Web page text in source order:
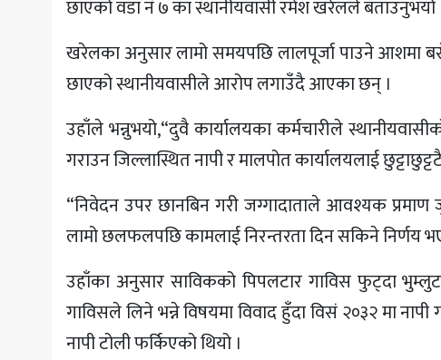
छाएको वडा नं ७ का स्थानीयवासी रमेश खरेलले बताउनुभयो
खरेलका अनुसार लामो समयपछि लालपूर्जा पाउने आशमा
छाएको स्थानीयवासीले आरोप लगाउँदै आएका छन् ।
उहाँले भन्नुभयो,“दुवै कार्यालयका कर्मचारीले
गराउन जिल्लास्थित नापी र मालपोत कार्यालयलाई
“निवेदन उपर छानबिन गरी जग्गादाताले आवश्यक प्रमाण
लामो छलफलपछि कामलाई निरन्तरता दिन सकिने निर्णय
उहाँका अनुसार साविकको पिपलटार गाविस फुट्दा
गाविसले लिने भन्ने विषयमा विवाद हुँदा विसं २०३२ मा
नापी टोली फर्किएको थियो ।